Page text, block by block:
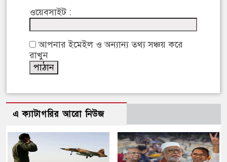
ওয়েবসাইট :
আপনার ইমেইল ও অন্যান্য তথ্য সঞ্চয় করে
রাখুন
এ ক্যাটাগরির আরো নিউজ